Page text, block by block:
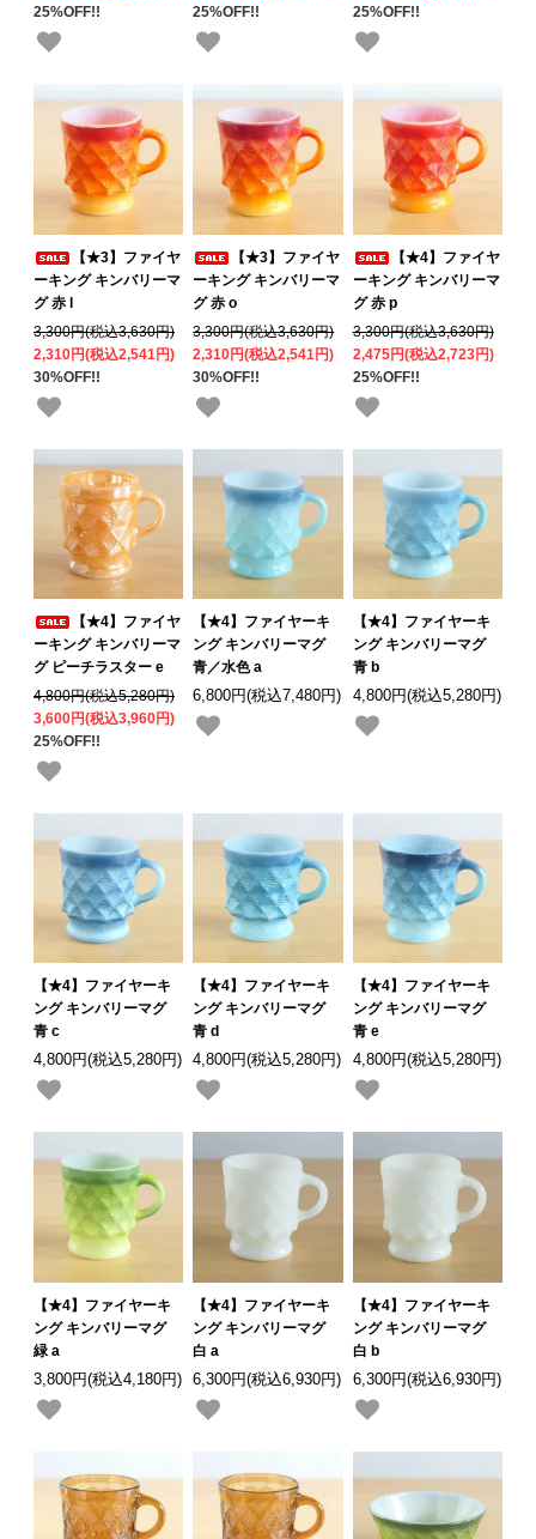
25%OFF!!
25%OFF!!
25%OFF!!
【★3】ファイヤ
ーキング キンバリーマ
グ 赤 l
3,300円(税込3,630円)
2,310円(税込2,541円)
30%OFF!!
【★3】ファイヤ
ーキング キンバリーマ
グ 赤 o
3,300円(税込3,630円)
2,310円(税込2,541円)
30%OFF!!
【★4】ファイヤ
ーキング キンバリーマ
グ 赤 p
3,300円(税込3,630円)
2,475円(税込2,723円)
25%OFF!!
【★4】ファイヤ
ーキング キンバリーマ
グ ピーチラスター e
4,800円(税込5,280円)
3,600円(税込3,960円)
25%OFF!!
【★4】ファイヤーキ
ング キンバリーマグ
青／水色 a
6,800円(税込7,480円)
【★4】ファイヤーキ
ング キンバリーマグ
青 b
4,800円(税込5,280円)
【★4】ファイヤーキ
ング キンバリーマグ
青 c
4,800円(税込5,280円)
【★4】ファイヤーキ
ング キンバリーマグ
青 d
4,800円(税込5,280円)
【★4】ファイヤーキ
ング キンバリーマグ
青 e
4,800円(税込5,280円)
【★4】ファイヤーキ
ング キンバリーマグ
緑 a
3,800円(税込4,180円)
【★4】ファイヤーキ
ング キンバリーマグ
白 a
6,300円(税込6,930円)
【★4】ファイヤーキ
ング キンバリーマグ
白 b
6,300円(税込6,930円)